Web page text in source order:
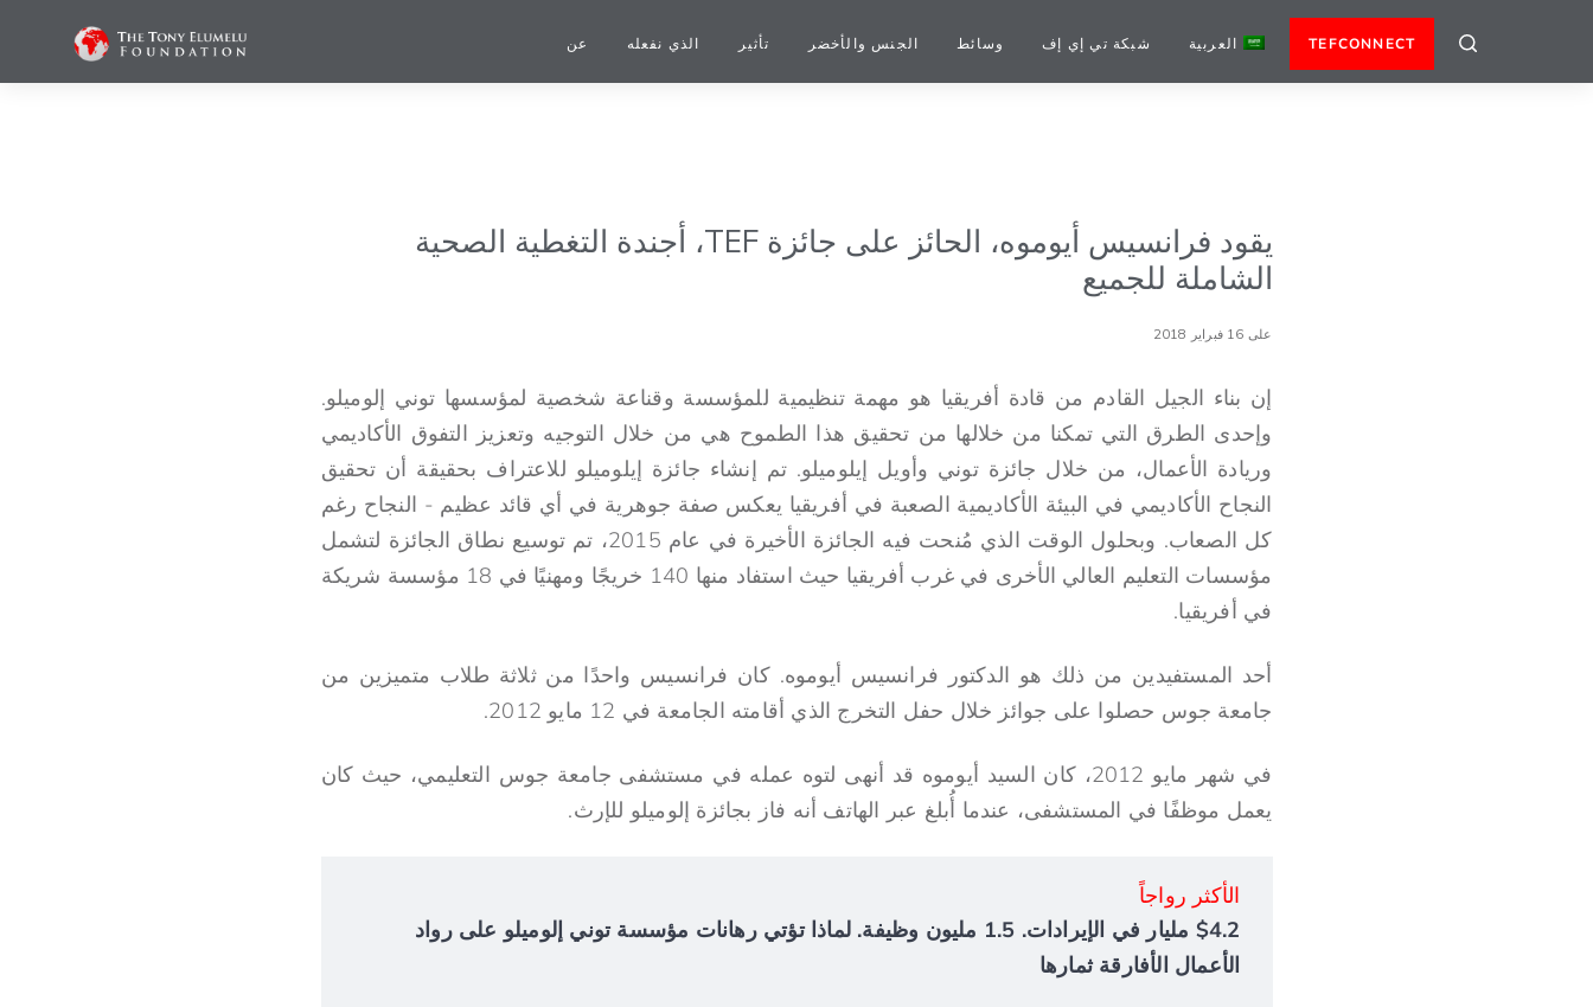
عن الذي نفعله تأثير الجنس والأخضر وسائط شبكة تي إي إف العربية TEFCONNECT
يقود فرانسيس أيوموه، الحائز على جائزة TEF، أجندة التغطية الصحية
الشاملة للجميع
على 16 فبراير 2018
إن بناء الجيل القادم من قادة أفريقيا هو مهمة تنظيمية للمؤسسة وقناعة شخصية لمؤسسها توني إلوميلو.
وإحدى الطرق التي تمكنا من خلالها من تحقيق هذا الطموح هي من خلال التوجيه وتعزيز التفوق الأكاديمي
وريادة الأعمال، من خلال جائزة توني وأويل إيلوميلو. تم إنشاء جائزة إيلوميلو للاعتراف بحقيقة أن تحقيق
النجاح الأكاديمي في البيئة الأكاديمية الصعبة في أفريقيا يعكس صفة جوهرية في أي قائد عظيم - النجاح رغم
كل الصعاب. وبحلول الوقت الذي مُنحت فيه الجائزة الأخيرة في عام 2015، تم توسيع نطاق الجائزة لتشمل
مؤسسات التعليم العالي الأخرى في غرب أفريقيا حيث استفاد منها 140 خريجًا ومهنيًا في 18 مؤسسة شريكة
في أفريقيا.
أحد المستفيدين من ذلك هو الدكتور فرانسيس أيوموه. كان فرانسيس واحدًا من ثلاثة طلاب متميزين من
جامعة جوس حصلوا على جوائز خلال حفل التخرج الذي أقامته الجامعة في 12 مايو 2012.
في شهر مايو 2012، كان السيد أيوموه قد أنهى لتوه عمله في مستشفى جامعة جوس التعليمي، حيث كان
يعمل موظفًا في المستشفى، عندما أُبلغ عبر الهاتف أنه فاز بجائزة إلوميلو للإرث.
الأكثر رواجاً
$4.2 مليار في الإيرادات. 1.5 مليون وظيفة. لماذا تؤتي رهانات مؤسسة توني إلوميلو على رواد
الأعمال الأفارقة ثمارها